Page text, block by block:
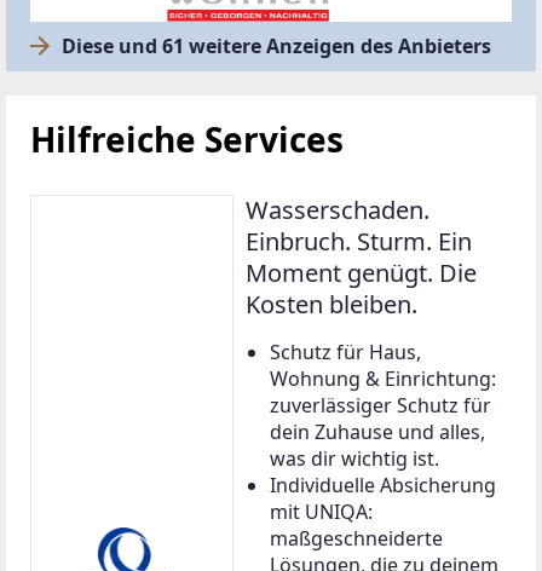
Diese und 61 weitere Anzeigen des Anbieters
Hilfreiche Services
Wasserschaden.
Einbruch. Sturm. Ein
Moment genügt. Die
Kosten bleiben.
Schutz für Haus,
Wohnung & Einrichtung:
zuverlässiger Schutz für
dein Zuhause und alles,
was dir wichtig ist.
Individuelle Absicherung
mit UNIQA:
maßgeschneiderte
Lösungen, die zu deinem